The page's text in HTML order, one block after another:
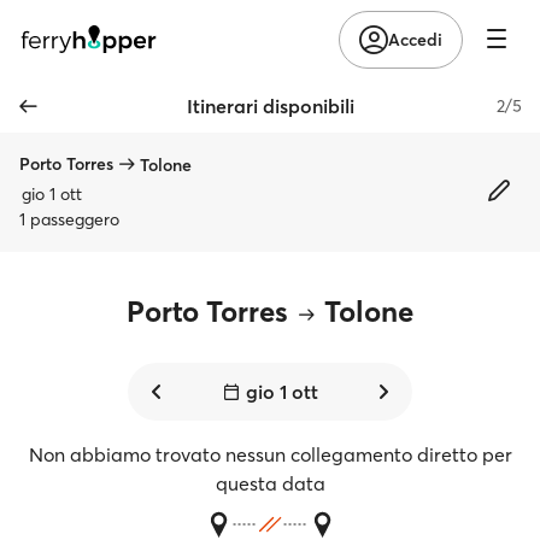
Accedi
Itinerari disponibili 2/5
Porto Torres
Tolone
gio 1 ott
1 passeggero
Porto Torres Tolone
gio 1 ott
Non abbiamo trovato nessun collegamento diretto per
questa data